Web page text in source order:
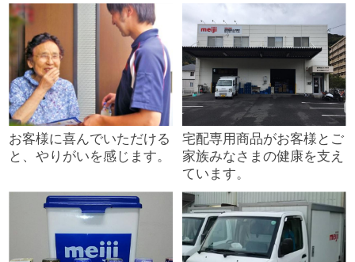
お客様に喜んでいただける
と、やりがいを感じます。
宅配専用商品がお客様とご
家族みなさまの健康を支え
ています。